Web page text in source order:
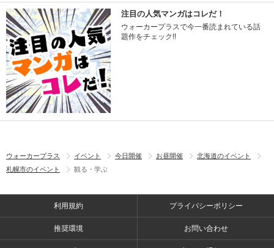
注目の人気マンガはコレだ！
ウォーカープラスで今一番読まれている話
題作をチェック!!
ウォーカープラス イベント 今日開催 お昼開催
北海道のイベント
札幌市のイベント
観る・学ぶ
利用規約 プライバシーポリシー
推奨環境 お問い合わせ